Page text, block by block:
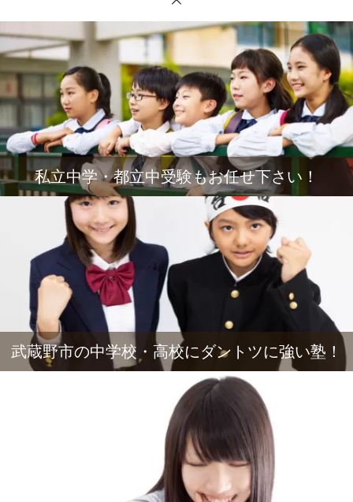
私立中学・都立中受験もお任せ下さい！
武蔵野市の中学校・高校にダントツに強い塾！